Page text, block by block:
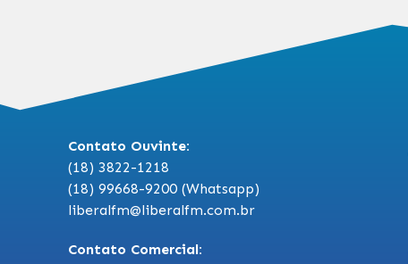
Contato Ouvinte:
(18) 3822-1218
(18) 99668-9200 (Whatsapp)
liberalfm@liberalfm.com.br
Contato Comercial: